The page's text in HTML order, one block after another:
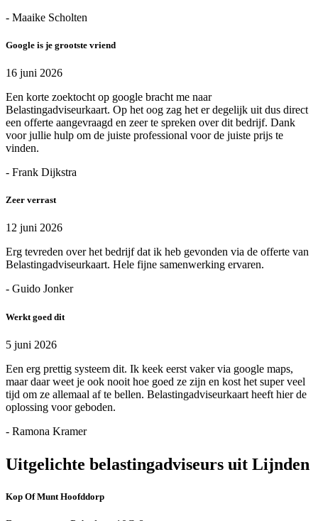
- Maaike Scholten
Google is je grootste vriend
16 juni 2026
Een korte zoektocht op google bracht me naar
Belastingadviseurkaart. Op het oog zag het er degelijk uit dus direct
een offerte aangevraagd en zeer te spreken over dit bedrijf. Dank
voor jullie hulp om de juiste professional voor de juiste prijs te
vinden.
- Frank Dijkstra
Zeer verrast
12 juni 2026
Erg tevreden over het bedrijf dat ik heb gevonden via de offerte van
Belastingadviseurkaart. Hele fijne samenwerking ervaren.
- Guido Jonker
Werkt goed dit
5 juni 2026
Een erg prettig systeem dit. Ik keek eerst vaker via google maps,
maar daar weet je ook nooit hoe goed ze zijn en kost het super veel
tijd om ze allemaal af te bellen. Belastingadviseurkaart heeft hier de
oplossing voor geboden.
- Ramona Kramer
Uitgelichte belastingadviseurs uit Lijnden
Kop Of Munt Hoofddorp